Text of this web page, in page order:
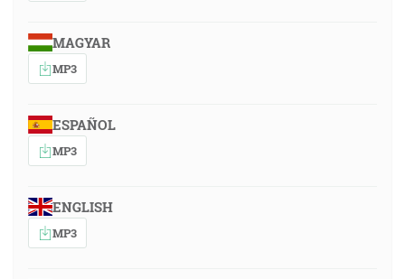
MAGYAR
MP3
ESPAÑOL
MP3
ENGLISH
MP3